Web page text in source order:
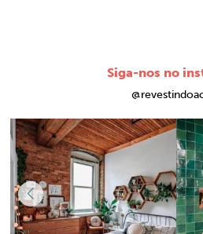
Siga-nos no